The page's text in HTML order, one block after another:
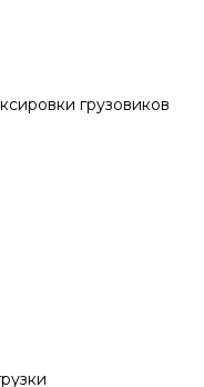
грузовиков